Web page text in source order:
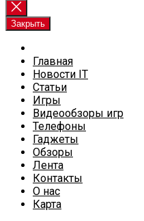
Закрыть
Главная
Новости IT
Статьи
Игры
Видеообзоры игр
Телефоны
Гаджеты
Обзоры
Лента
Контакты
О нас
Карта